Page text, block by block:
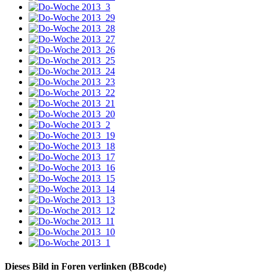
Dieses Bild in Foren verlinken (BBcode)